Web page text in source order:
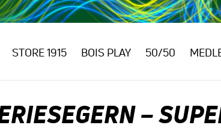
STORE 1915 BOIS PLAY 50/50
–